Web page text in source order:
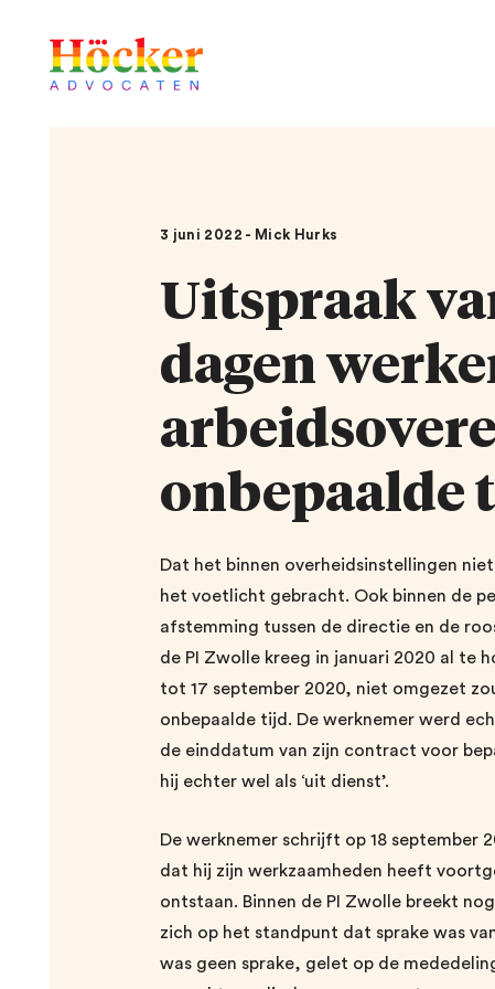
3 juni 2022 - Mick Hurks
Uitspraak
dagen
onbepaalde
Dat het binnen overheidsinstellingen
het voetlicht gebracht. Ook binnen de
afstemming tussen de directie en de
de PI Zwolle kreeg in januari 2020 al te
tot 17 september 2020, niet omgezet
onbepaalde tijd. De werknemer werd
de einddatum van zijn contract voor
hij echter wel als ‘uit dienst’.
De werknemer schrijft op 18 september
dat hij zijn werkzaamheden heeft
ontstaan. Binnen de PI Zwolle breekt
zich op het standpunt dat sprake was
was geen sprake, gelet op de